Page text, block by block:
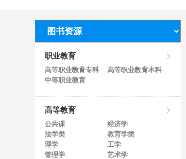
职业教育
高等职业教育专科
高等职业教育本科
中等职业教育
高等教育
公共课
经济学
法学类
教育学类
理学
工学
管理学
艺术学